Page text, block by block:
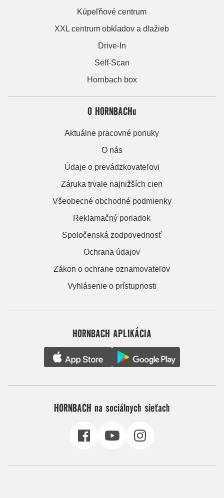
Kúpeľňové centrum
XXL centrum obkladov a dlažieb
Drive-In
Self-Scan
Hornbach box
O HORNBACHu
Aktuálne pracovné ponuky
O nás
Údaje o prevádzkovateľovi
Záruka trvale najnižších cien
Všeobecné obchodné podmienky
Reklamačný poriadok
Spoločenská zodpovednosť
Ochrana údajov
Zákon o ochrane oznamovateľov
Vyhlásenie o prístupnosti
HORNBACH APLIKÁCIA
HORNBACH na sociálnych sieťach